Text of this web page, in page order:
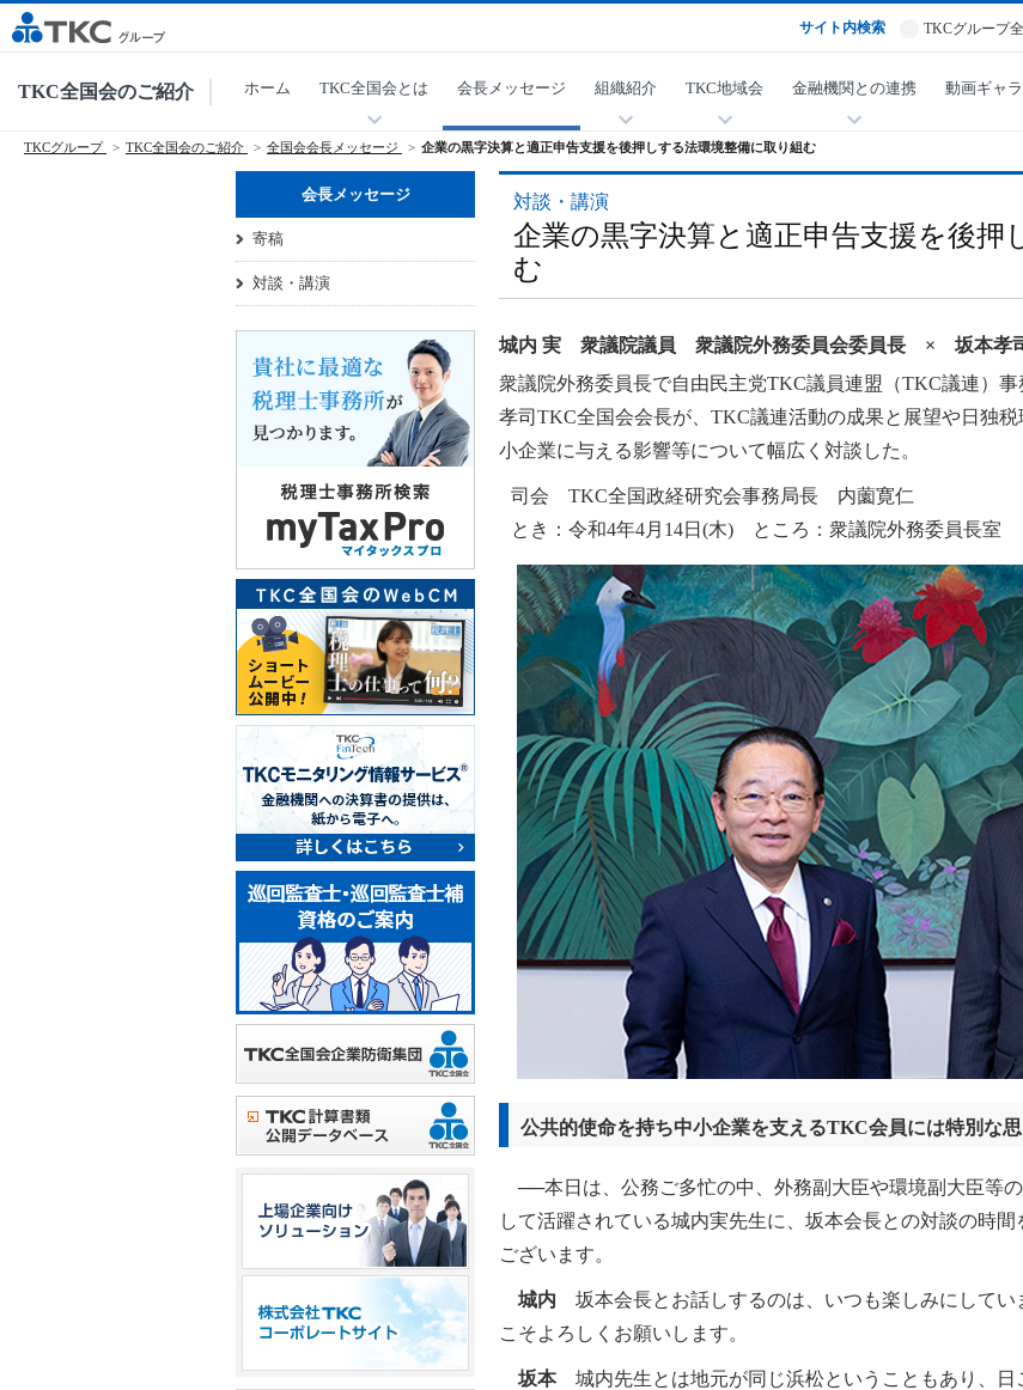
サイト内検索 TKCグループ
TKC全国会のご紹介 ホーム TKC全国会とは 会長メッセージ 組織紹介 TKC地域会 金融機関との連携 動画ギャ
TKCグループ TKC全国会のご紹介 全国会会長メッセージ 企業の黒字決算と適正申告支援を後押しする法環境整備に取り組む
対談・講演
企業の黒字決算と適正申告支援を後押
む
城内 実 衆議院議員 衆議院外務委員会委員長 × 坂本孝
衆議院外務委員長で自由民主党TKC議員連盟（TKC議連）
孝司TKC全国会会長が、TKC議連活動の成果と展望や日独
小企業に与える影響等について幅広く対談した。
司会 TKC全国政経研究会事務局長 内薗寛仁
とき：令和4年4月14日(木) ところ：衆議院外務委員長室
公共的使命を持ち中小企業を支えるTKC会員には特別な
──本日は、公務ご多忙の中、外務副大臣や環境副大臣等
して活躍されている城内実先生に、坂本会長との対談の時
ございます。
城内 坂本会長とお話しするのは、いつも楽しみにしてい
こそよろしくお願いします。
坂本城内先生とは地元が同じ浜松ということもあり、日
会長メッセージ
寄稿
対談・講演